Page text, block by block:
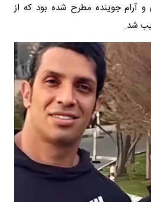
آرام جوینده مطرح شده بود که از
شد.